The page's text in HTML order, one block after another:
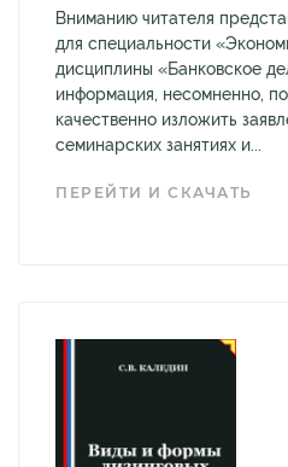
Вниманию читателя
для специальности
дисциплины «Банковское
информация, несомненно,
качественно изложить
семинарских занятиях и...
ПЕРЕЙТИ И СКАЧАТЬ